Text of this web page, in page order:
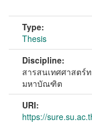
Type:
Thesis
Discipline:
สารสนเทศศาสตร์
มหาบัณฑิต
URI:
https://